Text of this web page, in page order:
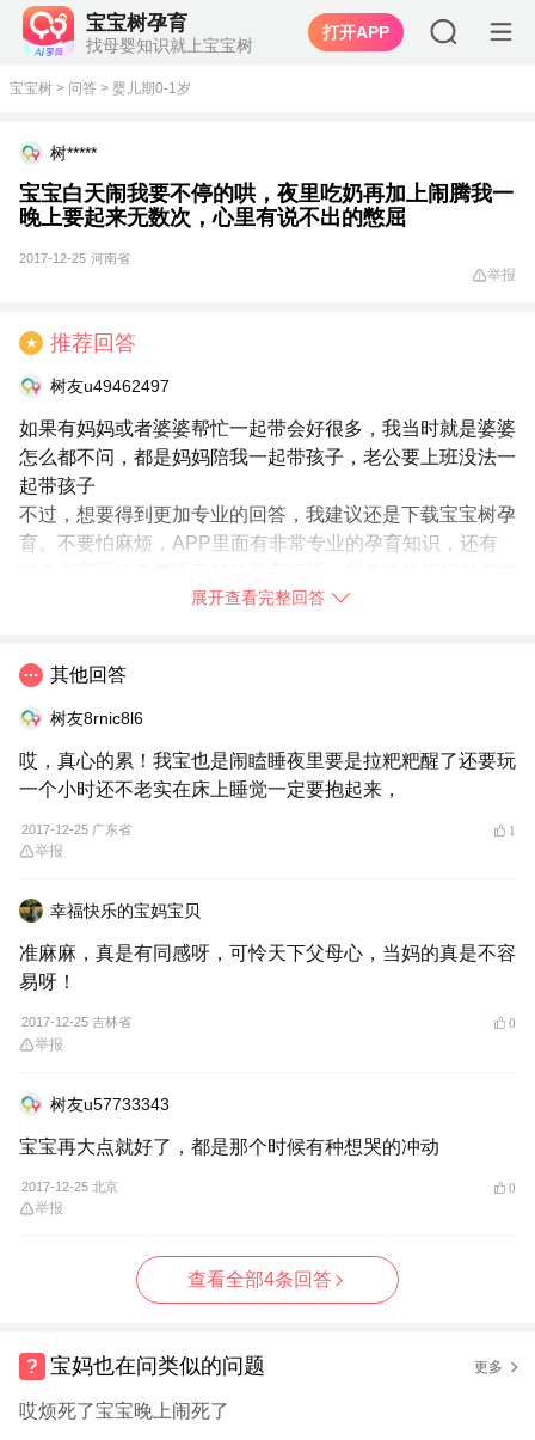
宝宝树孕育
找母婴知识就上宝宝树
打开APP
宝宝树 > 问答 > 婴儿期0-1岁
树*****
宝宝白天闹我要不停的哄，夜里吃奶再加上闹腾我一
晚上要起来无数次，心里有说不出的憋屈
2017-12-25 河南省
举报
★ 推荐回答
树友u49462497
如果有妈妈或者婆婆帮忙一起带会好很多，我当时就是婆婆
怎么都不问，都是妈妈陪我一起带孩子，老公要上班没法一
起带孩子
不过，想要得到更加专业的回答，我建议还是下载宝宝树孕
育。不要怕麻烦，APP里面有非常专业的孕育知识，还有
下载【宝宝树孕育】试试吧！
展开查看完整回答
其他回答
树友8rnic8l6
哎，真心的累！我宝也是闹瞌睡夜里要是拉粑粑醒了还要玩
一个小时还不老实在床上睡觉一定要抱起来，
2017-12-25 广东省 1
举报
幸福快乐的宝妈宝贝
准麻麻，真是有同感呀，可怜天下父母心，当妈的真是不容
易呀！
2017-12-25 吉林省 0
举报
树友u57733343
宝宝再大点就好了，都是那个时候有种想哭的冲动
2017-12-25 北京 0
举报
查看全部4条回答
宝妈也在问类似的问题 更多
哎烦死了宝宝晚上闹死了